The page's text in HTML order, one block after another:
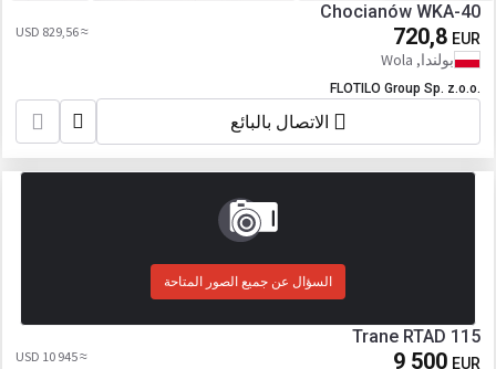
Chocianów WKA-40
720,8 EUR
≈ 829,56 USD
بولندا, Wola
FLOTILO Group Sp. z.o.o.
الاتصال بالبائع
السؤال عن جميع الصور المتاحة
Trane RTAD 115
9 500 EUR
≈ 10 945 USD